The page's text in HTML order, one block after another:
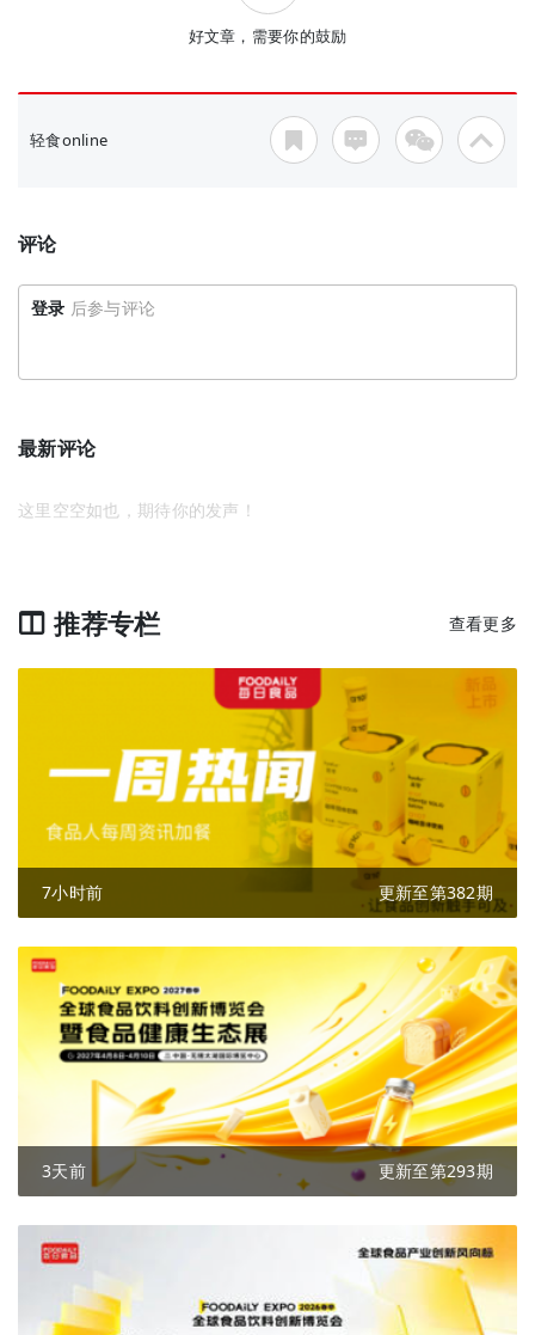
好文章，需要你的鼓励
轻食online
评论
登录 后参与评论
最新评论
这里空空如也，期待你的发声！
推荐专栏 查看更多
7小时前 更新至第382期
3天前 更新至第293期